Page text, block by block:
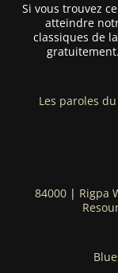
Si vous trouvez
atteindre
classiques de
gratuitement.
Les paroles
84000| Rigpa